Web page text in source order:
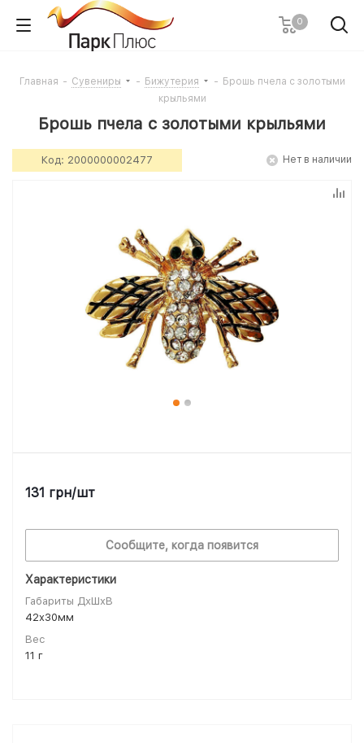
0
Главная - Сувениры - Бижутерия - Брошь пчела с золотыми
крыльями
Брошь пчела с золотыми крыльями
Код: 2000000002477 Нет в наличии
Характеристики
Габариты ДхШхВ
42x30мм
Вес
11 г
131 грн/шт
Сообщите, когда появится